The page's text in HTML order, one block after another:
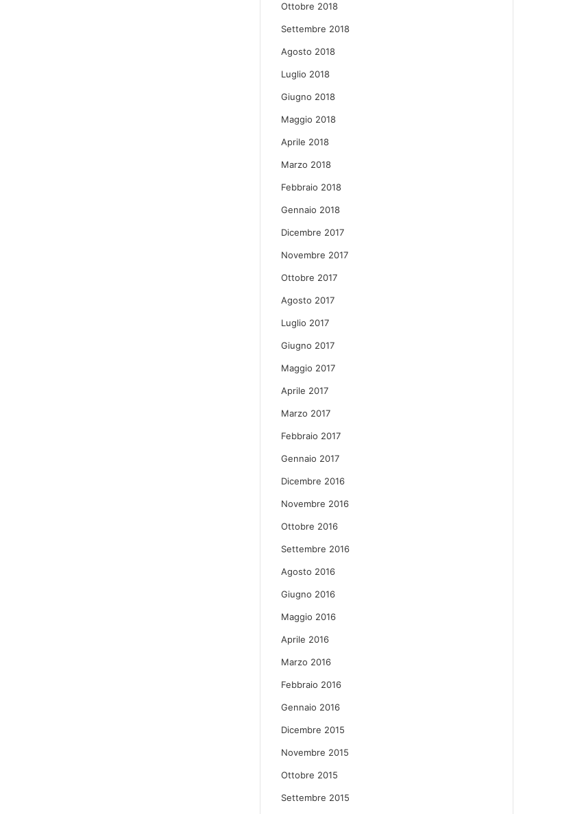
Ottobre 2018
Settembre 2018
Agosto 2018
Luglio 2018
Giugno 2018
Maggio 2018
Aprile 2018
Marzo 2018
Febbraio 2018
Gennaio 2018
Dicembre 2017
Novembre 2017
Ottobre 2017
Agosto 2017
Luglio 2017
Giugno 2017
Maggio 2017
Aprile 2017
Marzo 2017
Febbraio 2017
Gennaio 2017
Dicembre 2016
Novembre 2016
Ottobre 2016
Settembre 2016
Agosto 2016
Giugno 2016
Maggio 2016
Aprile 2016
Marzo 2016
Febbraio 2016
Gennaio 2016
Dicembre 2015
Novembre 2015
Ottobre 2015
Settembre 2015